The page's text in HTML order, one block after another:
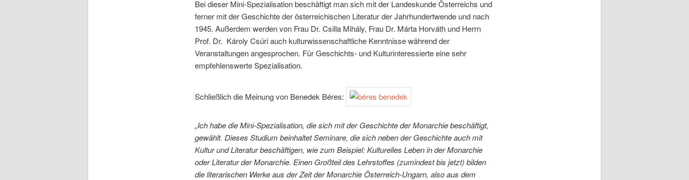
Bei dieser Mini-Spezialisation beschäftigt man sich mit der Landeskunde Österreichs und
ferner mit der Geschichte der österreichischen Literatur der Jahrhundertwende und nach
1945. Außerdem werden von Frau Dr. Csilla Mihály, Frau Dr. Márta Horváth und Herrn
Prof. Dr. Károly Csúri auch kulturwissenschaftliche Kenntnisse während der
Veranstaltungen angesprochen. Für Geschichts- und Kulturinteressierte eine sehr
empfehlenswerte Spezialisation.
Schließlich die Meinung von Benedek Béres:
„Ich habe die Mini-Spezialisation, die sich mit der Geschichte der Monarchie beschäftigt,
gewählt. Dieses Studium beinhaltet Seminare, die sich neben der Geschichte auch mit
Kultur und Literatur beschäftigen, wie zum Beispiel: Kulturelles Leben in der Monarchie
oder Literatur der Monarchie. Einen Großteil des Lehrstoffes (zumindest bis jetzt) bilden
die literarischen Werke aus der Zeit der Monarchie Österreich-Ungarn, also aus dem